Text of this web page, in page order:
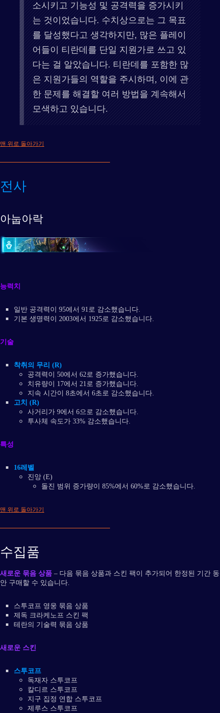
소시키고 기능성 및 공격력을 증가시키
는 것이었습니다. 수치상으로는 그 목표
를 달성했다고 생각하지만, 많은 플레이
어들이 티란데를 단일 지원가로 쓰고 있
다는 걸 알았습니다. 티란데를 포함한 많
은 지원가들의 역할을 주시하며, 이에 관
한 문제를 해결할 여러 방법을 계속해서
모색하고 있습니다.
맨 위로 돌아가기
전사
아눕아락
능력치
일반 공격력이 95에서 91로 감소했습니다.
기본 생명력이 2003에서 1925로 감소했습니다.
기술
착취의 무리 (R)
공격력이 50에서 62로 증가했습니다.
치유량이 17에서 21로 증가했습니다.
지속 시간이 8초에서 6초로 감소했습니다.
고치 (R)
사거리가 9에서 6으로 감소했습니다.
투사체 속도가 33% 감소했습니다.
특성
16레벨
진앙 (E)
돌진 범위 증가량이 85%에서 60%로 감소했습니다.
맨 위로 돌아가기
수집품
새로운 묶음 상품 – 다음 묶음 상품과 스킨 팩이 추가되어 한정된 기간 동
안 구매할 수 있습니다.
스투코프 영웅 묶음 상품
제독 크라케노프 스킨 팩
테란의 기술력 묶음 상품
새로운 스킨
스투코프
독재자 스투코프
칼디르 스투코프
지구 집정 연합 스투코프
제루스 스투코프